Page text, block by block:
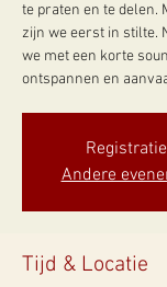
te praten en te delen.
zijn we eerst in stilte.
we met een korte
ontspannen en
Andere
Tijd & Locatie